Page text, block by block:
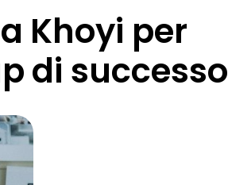
Khoyi per
di successo